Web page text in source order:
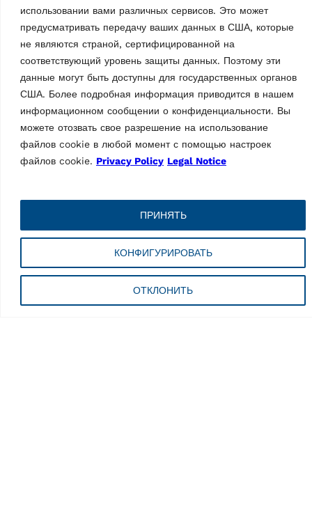
использовании вами различных сервисов. Это может
предусматривать передачу ваших данных в США, которые
не являются страной, сертифицированной на
соответствующий уровень защиты данных. Поэтому эти
данные могут быть доступны для государственных органов
США. Более подробная информация приводится в нашем
информационном сообщении о конфиденциальности. Вы
можете отозвать свое разрешение на использование
файлов cookie в любой момент с помощью настроек
файлов cookie. Privacy Policy Legal Notice
КОНФИГУРИРОВАТЬ
ОТКЛОНИТЬ
ПРИНЯТЬ
АКСЕССУАРЫ ДЛЯ YСТРОЙСТВ
бескамерных шин
G800A137
MPN: VSG.8A137.902160
Комплект для накачки
бескамерных шин для
Пе ре дний колес ный
подъемник G800A138
MPN: VSG.8A138.902184
АКСЕССУАРЫ ДЛЯ YСТРОЙСТВ
ЗАМЕНЫ ШИН
Пластиковая защита